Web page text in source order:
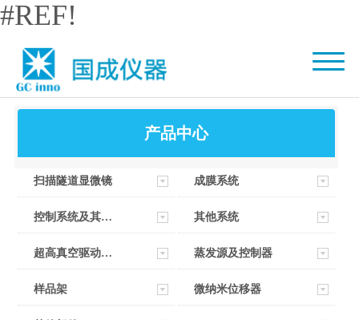
#REF!
产品中心
扫描隧道显微镜 成膜系统
控制系统及其软件 其他系统
超高真空驱动器部件 蒸发源及控制器
样品架 微纳米位移器